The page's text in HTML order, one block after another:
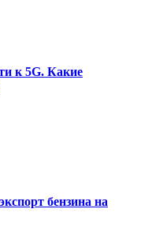
к 5G. Какие
бензина на